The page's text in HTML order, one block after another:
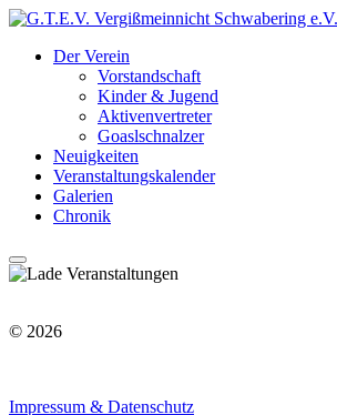
Der Verein
Vorstandschaft
Kinder & Jugend
Aktivenvertreter
Goaslschnalzer
Neuigkeiten
Veranstaltungskalender
Galerien
Chronik
© 2026
Impressum & Datenschutz